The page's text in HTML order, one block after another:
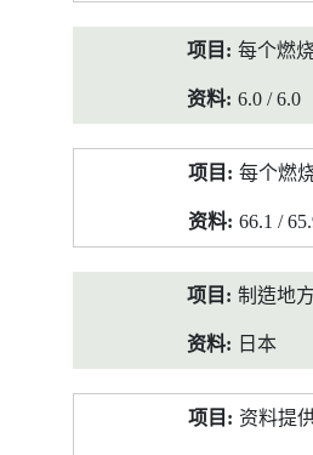
每个燃
6.0 / 6.0
每个燃
66.1 /
制造地方
日本
资料提